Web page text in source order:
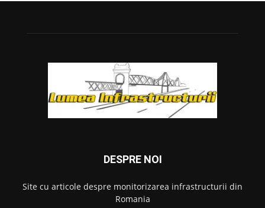
DESPRE NOI
Site cu articole despre monitorizarea infrastructurii din
Romania